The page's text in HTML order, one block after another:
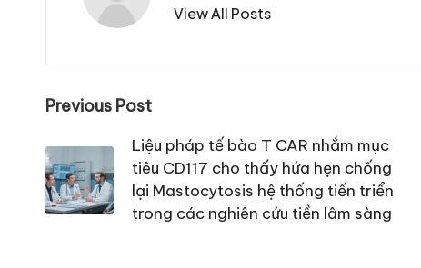
View All Posts
Post
navigation
Previous Post
Liệu pháp tế bào T CAR nhắm mục
tiêu CD117 cho thấy hứa hẹn chống
lại Mastocytosis hệ thống tiến triển
trong các nghiên cứu tiền lâm sàng